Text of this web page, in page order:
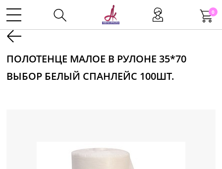
0
Инструменты
ПОЛОТЕНЦЕ МАЛОЕ В РУЛОНЕ 35*70
ВЫБОР БЕЛЫЙ СПАНЛЕЙС 100ШТ.